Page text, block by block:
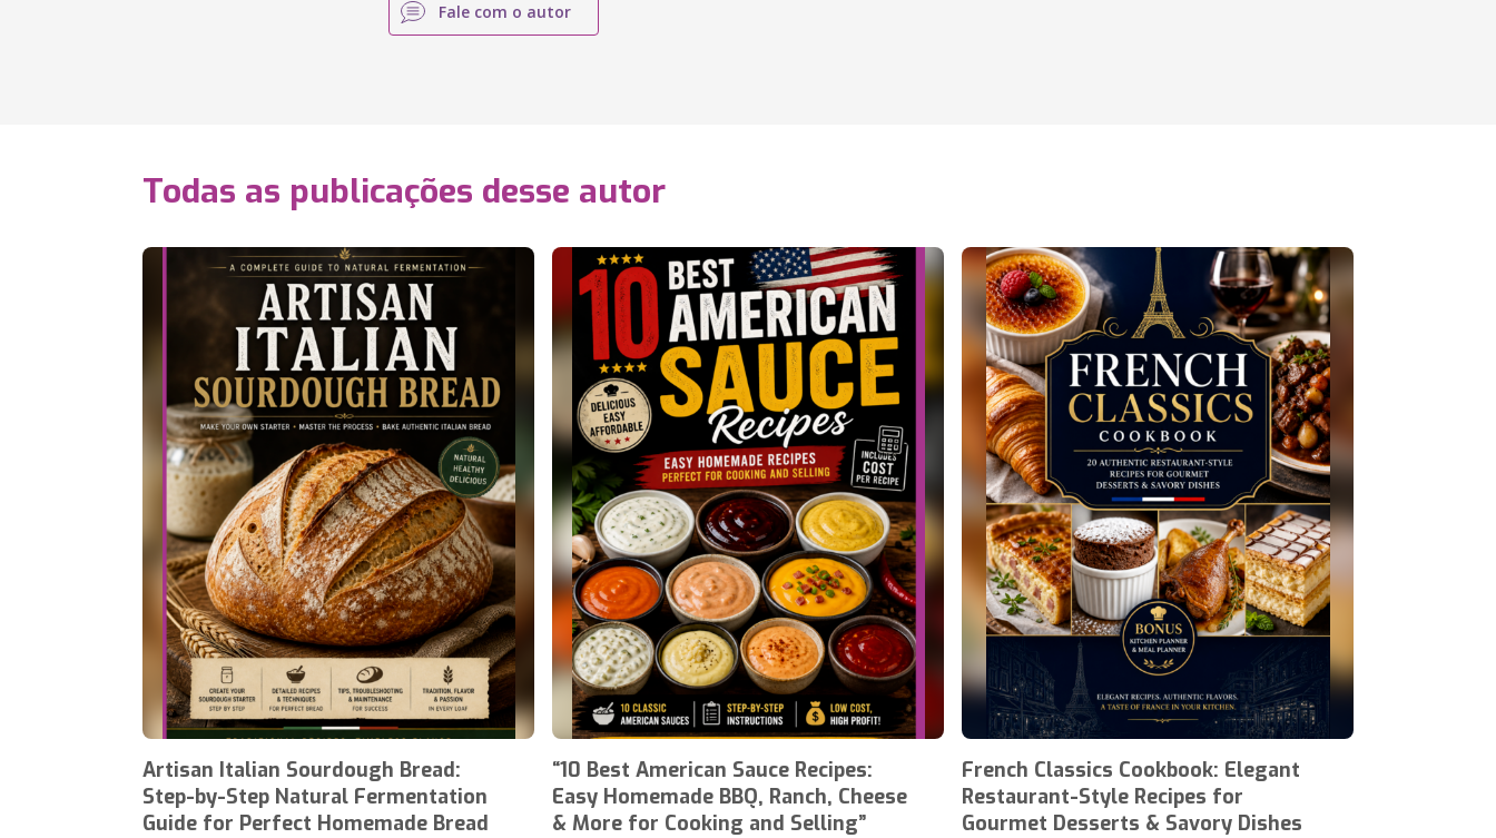
Fale com o autor
Todas as publicações desse autor
Artisan Italian Sourdough Bread:
Step-by-Step Natural Fermentation
Guide for Perfect Homemade Bread
“10 Best American Sauce Recipes:
Easy Homemade BBQ, Ranch, Cheese
& More for Cooking and Selling”
French Classics Cookbook: Elegant
Restaurant-Style Recipes for
Gourmet Desserts & Savory Dishes